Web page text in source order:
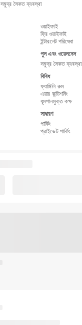
সমুদ্র সৈকত ব্যবস্থা
ওয়াইফাই
ফ্রি ওয়াইফাই
ইন্টারনেট পরিষেবা
পুল এবং ওয়েলনেস
সমুদ্র সৈকত ব্যবস্থা
বিবিধ
ফ্যামিলি রুম
এয়ার কন্ডিশনিং
ধূমপানমুক্ত কক্ষ
সাধারণ
পার্কিং
প্রাইভেট পার্কিং